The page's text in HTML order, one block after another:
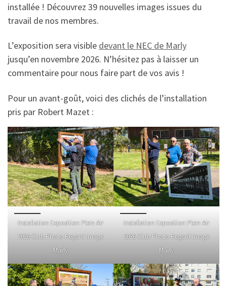
installée ! Découvrez 39 nouvelles images issues du
travail de nos membres.
L’exposition sera visible devant le NEC de Marly
jusqu’en novembre 2026. N’hésitez pas à laisser un
commentaire pour nous faire part de vos avis !
Pour un avant-goût, voici des clichés de l’installation
pris par Robert Mazet :
Installation Exposition Plein Air
2026 Club Photo Regard Image
Marly
Installation Exposition Plein Air
2026 Club Photo Regard Image
Marly